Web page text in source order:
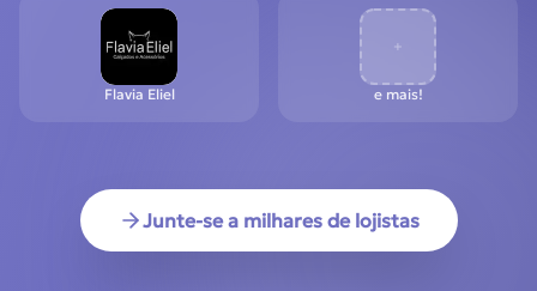
Flavia Eliel
+
e mais!
Junte-se a milhares de lojistas